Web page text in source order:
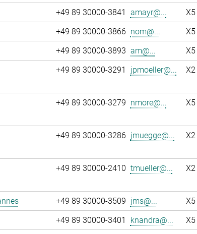
+49 89 30000-3841 amayr@...
+49 89 30000-3866 nom@...
+49 89 30000-3893 am@...
+49 89 30000-3291 jpmoeller@...
+49 89 30000-3279 nmore@...
+49 89 30000-3286 jmuegge@...
+49 89 30000-2410 tmueller@... X2
+49 89 30000-3509 jms@...
+49 89 30000-3401 knandra@...